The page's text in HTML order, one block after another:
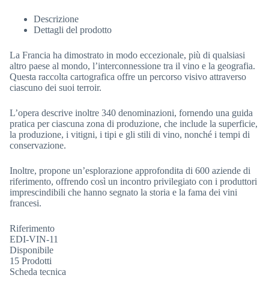
Descrizione
Dettagli del prodotto
La Francia ha dimostrato in modo eccezionale, più di qualsiasi
altro paese al mondo, l’interconnessione tra il vino e la geografia.
Questa raccolta cartografica offre un percorso visivo attraverso
ciascuno dei suoi terroir.
L’opera descrive inoltre 340 denominazioni, fornendo una guida
pratica per ciascuna zona di produzione, che include la superficie,
la produzione, i vitigni, i tipi e gli stili di vino, nonché i tempi di
conservazione.
Inoltre, propone un’esplorazione approfondita di 600 aziende di
riferimento, offrendo così un incontro privilegiato con i produttori
imprescindibili che hanno segnato la storia e la fama dei vini
francesi.
Riferimento
EDI-VIN-11
Disponibile
15 Prodotti
Scheda tecnica